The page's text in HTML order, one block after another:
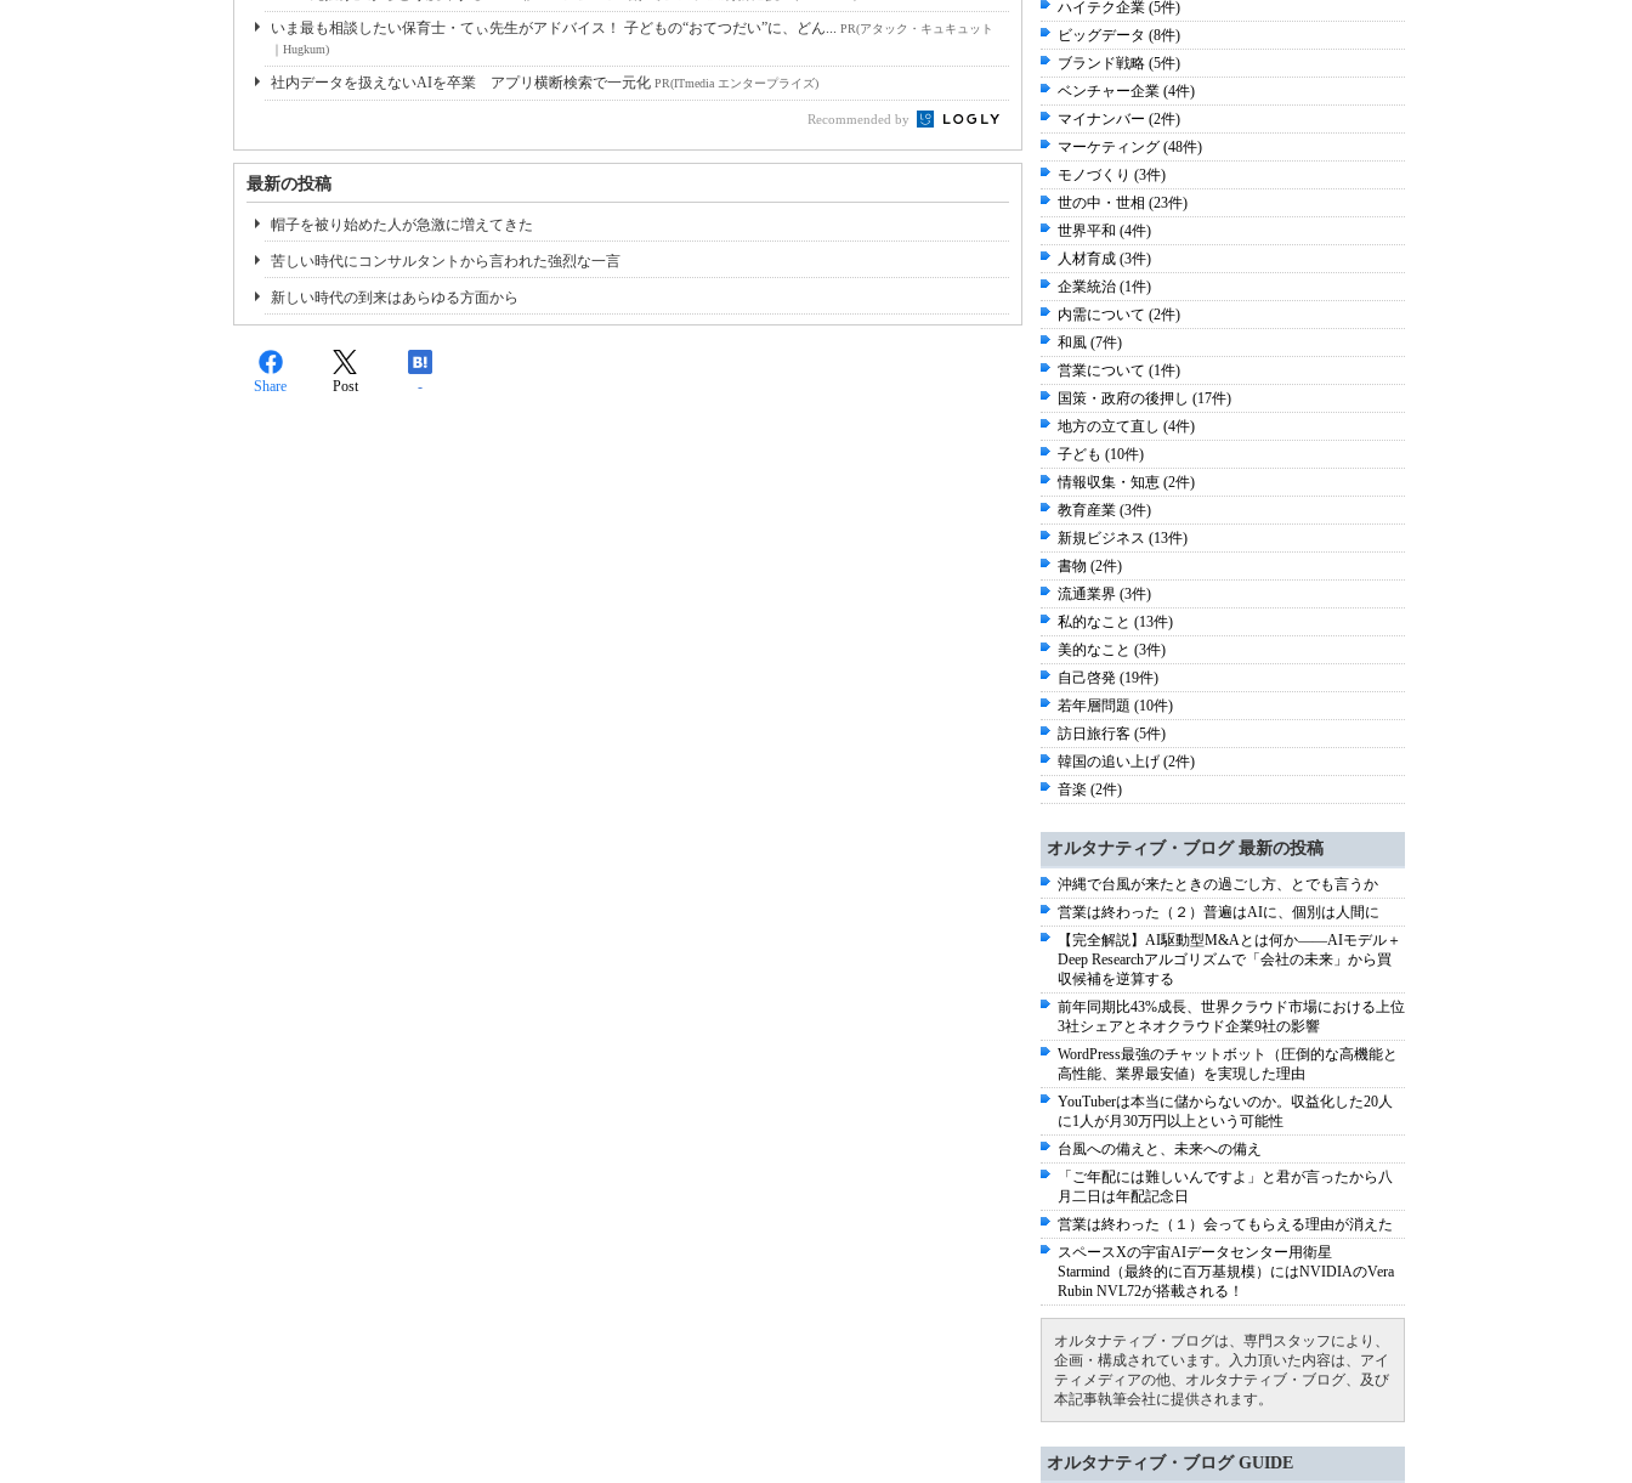
いま最も相談したい保育士・てぃ先生がアドバイス！ 子どもの“おてつだい”に、どん... PR(アタック・キュキュット
｜Hugkum)
社内データを扱えないAIを卒業 アプリ横断検索で一元化 PR(ITmedia エンタープライズ)
Recommended by
最新の投稿
帽子を被り始めた人が急激に増えてきた
苦しい時代にコンサルタントから言われた強烈な一言
新しい時代の到来はあらゆる方面から
Share Post -
ハイテク企業 (5件)
ビッグデータ (8件)
ブランド戦略 (5件)
ベンチャー企業 (4件)
マイナンバー (2件)
マーケティング (48件)
モノづくり (3件)
世の中・世相 (23件)
世界平和 (4件)
人材育成 (3件)
企業統治 (1件)
内需について (2件)
和風 (7件)
営業について (1件)
国策・政府の後押し (17件)
地方の立て直し (4件)
子ども (10件)
情報収集・知恵 (2件)
教育産業 (3件)
新規ビジネス (13件)
書物 (2件)
流通業界 (3件)
私的なこと (13件)
美的なこと (3件)
自己啓発 (19件)
若年層問題 (10件)
訪日旅行客 (5件)
韓国の追い上げ (2件)
音楽 (2件)
オルタナティブ・ブログ 最新の投稿
沖縄で台風が来たときの過ごし方、とでも言うか
営業は終わった（２）普遍はAIに、個別は人間に
【完全解説】AI駆動型M&Aとは何か――AIモデル＋
Deep Researchアルゴリズムで「会社の未来」から買
収候補を逆算する
前年同期比43%成長、世界クラウド市場における上位
3社シェアとネオクラウド企業9社の影響
WordPress最強のチャットボット（圧倒的な高機能と
高性能、業界最安値）を実現した理由
YouTuberは本当に儲からないのか。収益化した20人
に1人が月30万円以上という可能性
台風への備えと、未来への備え
「ご年配には難しいんですよ」と君が言ったから八
月二日は年配記念日
営業は終わった（１）会ってもらえる理由が消えた
スペースXの宇宙AIデータセンター用衛星
Starmind（最終的に百万基規模）にはNVIDIAのVera
Rubin NVL72が搭載される！
オルタナティブ・ブログは、専門スタッフにより、
企画・構成されています。入力頂いた内容は、アイ
ティメディアの他、オルタナティブ・ブログ、及び
本記事執筆会社に提供されます。
オルタナティブ・ブログ GUIDE